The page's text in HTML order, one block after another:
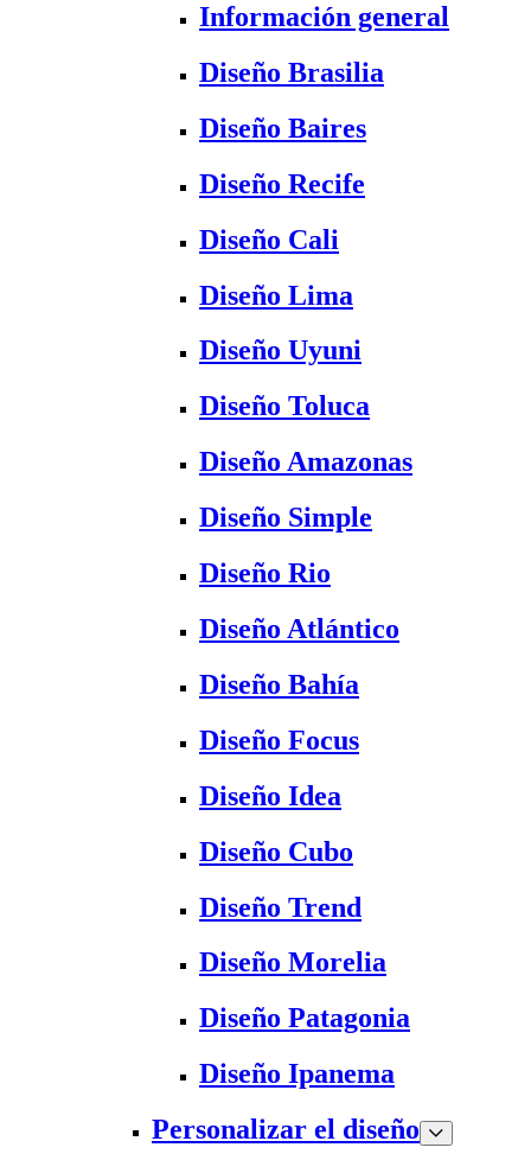
Información general
Diseño Brasilia
Diseño Baires
Diseño Recife
Diseño Cali
Diseño Lima
Diseño Uyuni
Diseño Toluca
Diseño Amazonas
Diseño Simple
Diseño Rio
Diseño Atlántico
Diseño Bahía
Diseño Focus
Diseño Idea
Diseño Cubo
Diseño Trend
Diseño Morelia
Diseño Patagonia
Diseño Ipanema
Personalizar el diseño